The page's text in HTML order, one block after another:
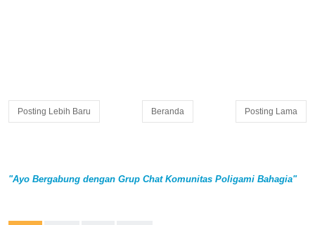
Posting Lebih Baru Posting Lama
Beranda
"Ayo Bergabung dengan Grup Chat Komunitas Poligami Bahagia"